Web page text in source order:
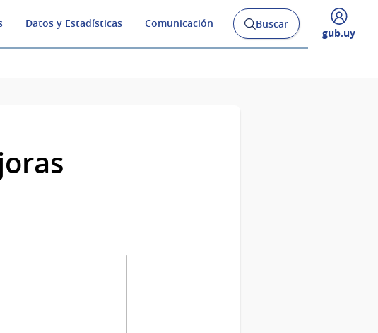
Datos y Estadísticas Comunicación
Abrir
buscador
Buscar
Desplegar
gub.uy